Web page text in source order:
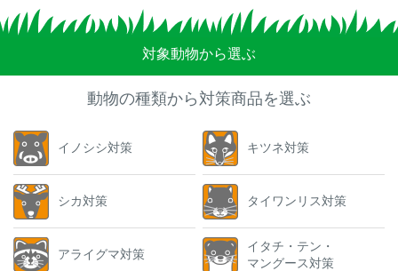
対象動物から選ぶ
動物の種類から対策商品を選ぶ
イノシシ対策
シカ対策
アライグマ対策
キツネ対策
タイワンリス対策
イタチ・テン・
マングース対策